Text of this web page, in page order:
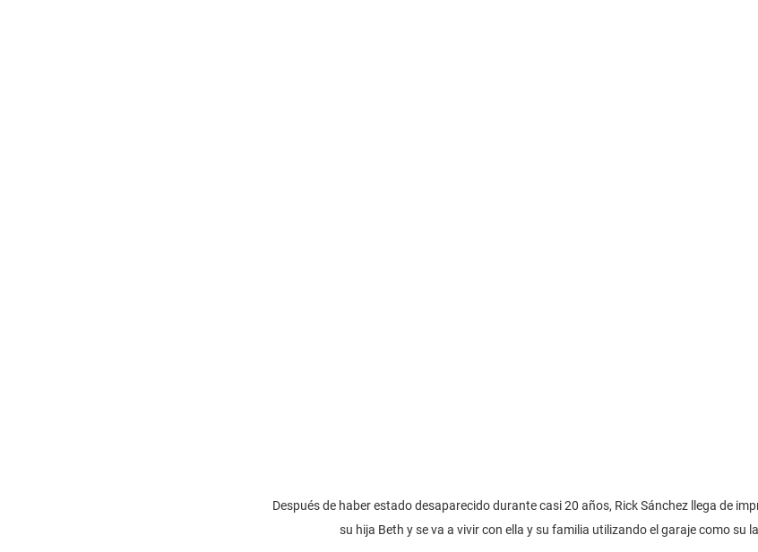
Después de haber estado desaparecido durante casi 20 años, Rick Sánchez llega de
su hija Beth y se va a vivir con ella y su familia utilizando el garaje como su